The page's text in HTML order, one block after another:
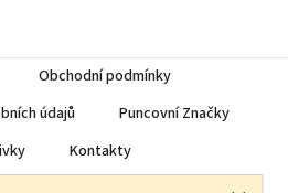
Obchodní podmínky
údajů
Puncovní Značky
Kontakty